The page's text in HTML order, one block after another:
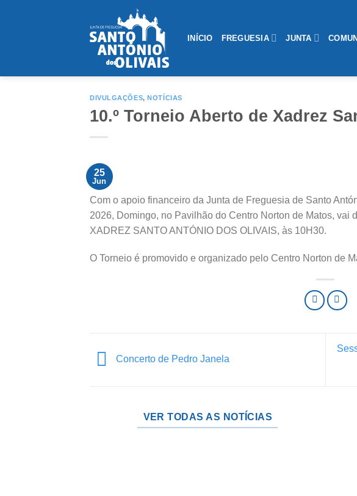
INÍCIO FREGUESIA JUNTA
DIVULGAÇÕES,NOTÍCIAS
10.º Torneio Aberto de Xadrez
25
Jun
Com o apoio financeiro da Junta de Freguesia de Santo
2026, Domingo, no Pavilhão do Centro Norton de Matos, vai
XADREZ SANTO ANTÓNIO DOS OLIVAIS, às 10H30.
O Torneio é promovido e organizado pelo Centro Norton de
Concerto de Pedro Janela
VER TODAS AS NOTÍCIAS